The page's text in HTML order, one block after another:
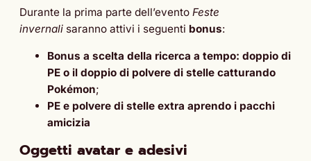
Durante la prima parte dell’evento Feste
invernali saranno attivi i seguenti bonus:
Bonus a scelta della ricerca a tempo: doppio di
PE o il doppio di polvere di stelle catturando
Pokémon;
PE e polvere di stelle extra aprendo i pacchi
amicizia
Oggetti avatar e adesivi